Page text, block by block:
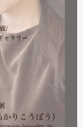
『第22回 金
。会場には作
びにいらしてく